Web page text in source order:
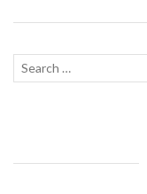
Recherche